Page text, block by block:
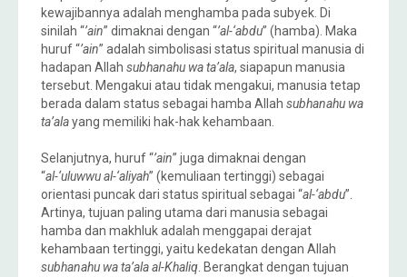
kewajibannya adalah menghamba pada subyek. Di
sinilah “’ain” dimaknai dengan “’al-‘abdu” (hamba). Maka
huruf “’ain” adalah simbolisasi status spiritual manusia di
hadapan Allah subhanahu wa ta’ala, siapapun manusia
tersebut. Mengakui atau tidak mengakui, manusia tetap
berada dalam status sebagai hamba Allah subhanahu wa
ta’alayang memiliki hak-hak kehambaan.
Selanjutnya, huruf “’ain” juga dimaknai dengan
“al-‘uluwwu al-‘aliyah” (kemuliaan tertinggi) sebagai
orientasi puncak dari status spiritual sebagai “al-‘abdu”.
Artinya, tujuan paling utama dari manusia sebagai
hamba dan makhluk adalah menggapai derajat
kehambaan tertinggi, yaitu kedekatan dengan Allah
subhanahu wa ta’alaal-Khaliq. Berangkat dengan tujuan